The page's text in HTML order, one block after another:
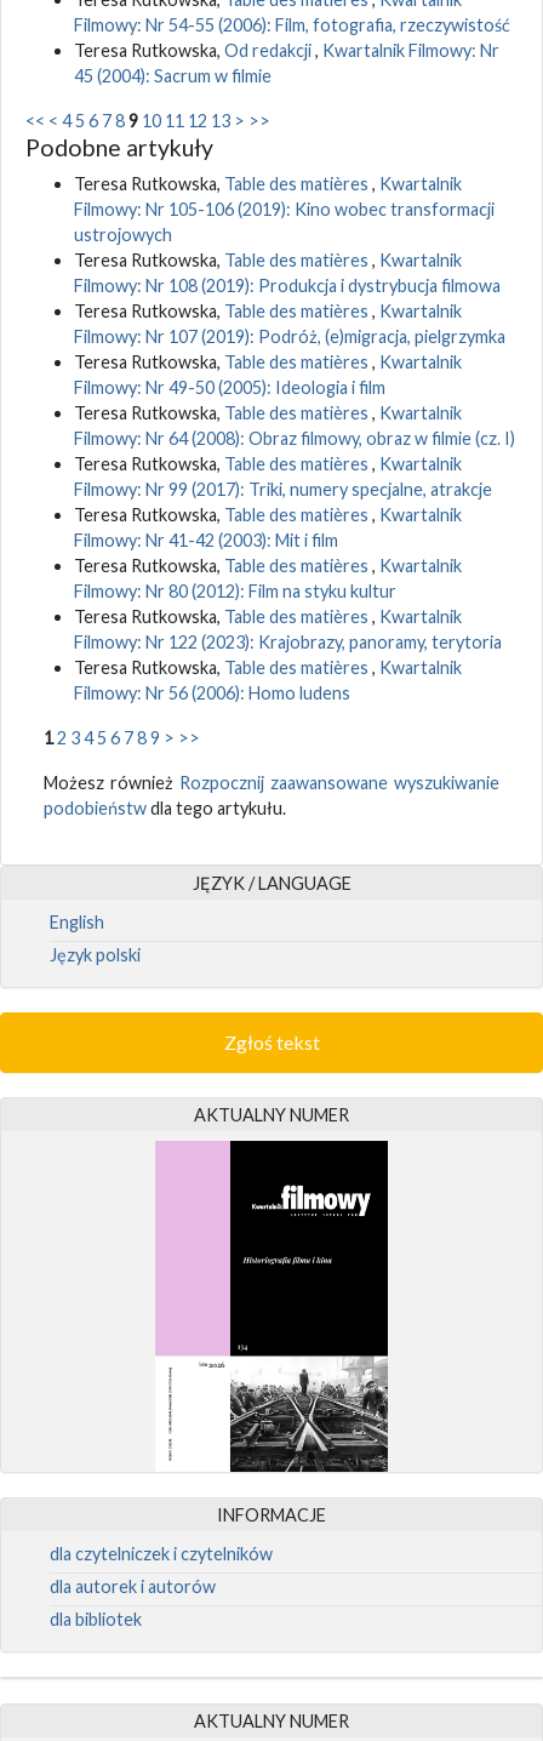
Filmowy: Nr 54-55 (2006): Film, fotografia, rzeczywistość
Teresa Rutkowska, Od redakcji, Kwartalnik Filmowy: Nr
45 (2004): Sacrum w filmie
<< < 45 6 789 10 11 12 13 > >>
Podobne artykuły
Teresa Rutkowska, Table des matières , Kwartalnik
Filmowy: Nr 105-106 (2019): Kino wobec transformacji
ustrojowych
Teresa Rutkowska, Table des matières , Kwartalnik
Filmowy: Nr 108 (2019): Produkcja i dystrybucja filmowa
Teresa Rutkowska, Table des matières , Kwartalnik
Filmowy: Nr 107 (2019): Podróż, (e)migracja, pielgrzymka
Teresa Rutkowska, Table des matières , Kwartalnik
Filmowy: Nr 49-50 (2005): Ideologia i film
Teresa Rutkowska, Table des matières , Kwartalnik
Filmowy: Nr 64 (2008): Obraz filmowy, obraz w filmie (cz. I)
Teresa Rutkowska, Table des matières , Kwartalnik
Filmowy: Nr 99 (2017): Triki, numery specjalne, atrakcje
Teresa Rutkowska, Table des matières , Kwartalnik
Filmowy: Nr 41-42 (2003): Mit i film
Teresa Rutkowska, Table des matières , Kwartalnik
Filmowy: Nr 80 (2012): Film na styku kultur
Teresa Rutkowska, Table des matières , Kwartalnik
Filmowy: Nr 122 (2023): Krajobrazy, panoramy, terytoria
Teresa Rutkowska, Table des matières , Kwartalnik
Filmowy: Nr 56 (2006): Homo ludens
12 345 6 789 > >>
Możesz również Rozpocznij zaawansowane wyszukiwanie
podobieństwdla tego artykułu.
JĘZYK / LANGUAGE
English
Język polski
Zgłoś tekst
AKTUALNY NUMER
INFORMACJE
dla czytelniczek i czytelników
dla autorek i autorów
dla bibliotek
AKTUALNY NUMER